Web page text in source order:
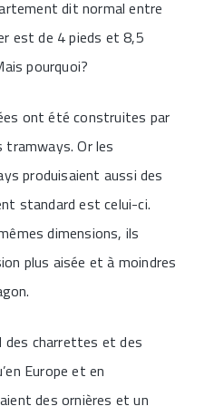
dit normal entre
est de 4 pieds et 8,5
pourquoi?
ont été construites par
tramways. Or les
produisaient aussi des
standard est celui-ci.
dimensions, ils
plus aisée et à moindres
charrettes et des
Europe et en
des ornières et un